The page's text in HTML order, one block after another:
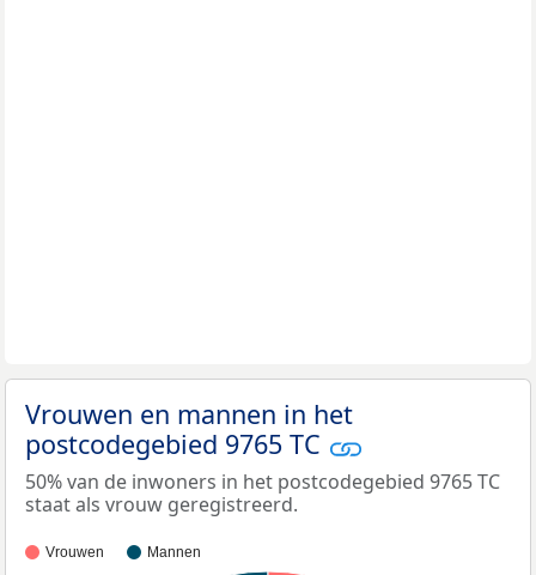
Vrouwen en mannen in het
postcodegebied 9765 TC
50% van de inwoners in het postcodegebied 9765 TC
staat als vrouw geregistreerd.
Vrouwen Mannen